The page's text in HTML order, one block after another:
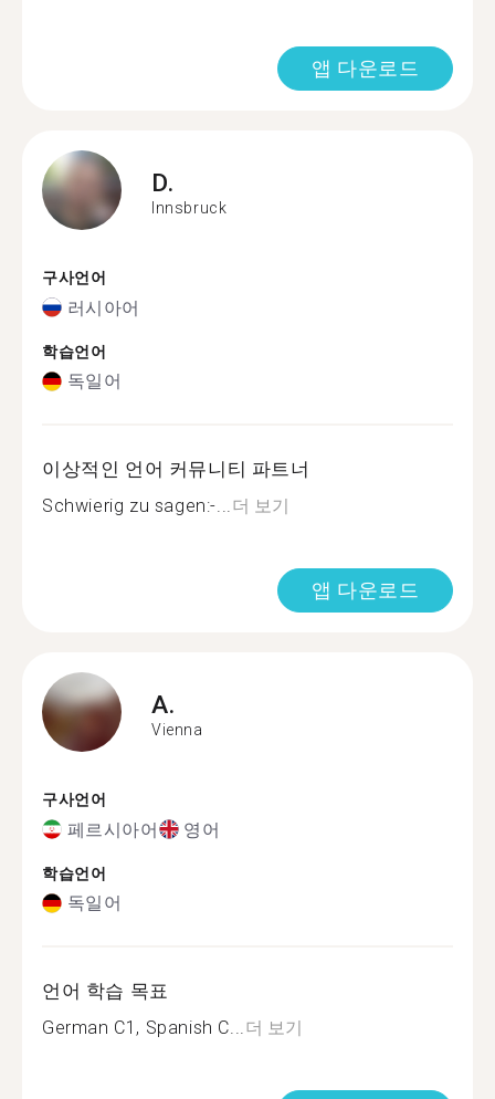
앱 다운로드
D.
Innsbruck
구사언어
러시아어
학습언어
독일어
이상적인 언어 커뮤니티 파트너
Schwierig zu sagen:-...더 보기
앱 다운로드
A.
Vienna
구사언어
페르시아어 영어
학습언어
독일어
언어 학습 목표
German C1, Spanish C...더 보기